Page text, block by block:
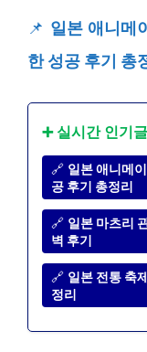
📌 일본 애니메
한 성공 후기 총
➕ 실시간 인기글
🔗 일본 애니메
공 후기 총정리
🔗 일본 마츠리
벽 후기
🔗 일본 전통 축
정리